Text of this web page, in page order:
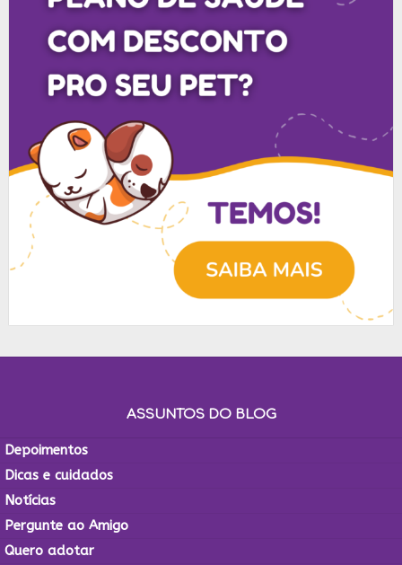
ASSUNTOS DO BLOG
Depoimentos
Dicas e cuidados
Notícias
Pergunte ao Amigo
Quero adotar